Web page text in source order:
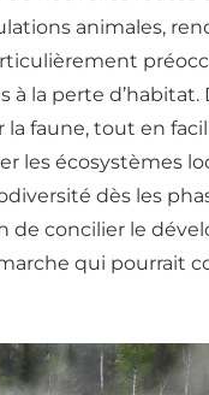
animales,
à la perte d’habitat.
faune, tout en
les écosystèmes
dès les
de concilier le
qui pourrait